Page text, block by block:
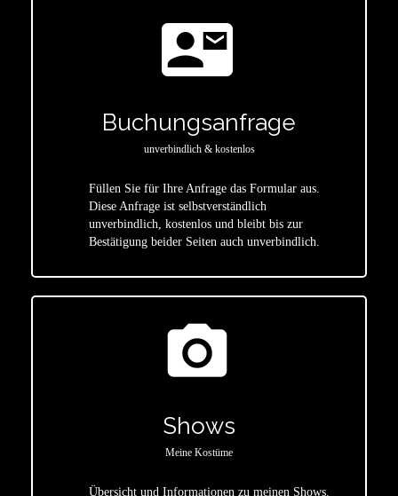
contact_mail
Buchungsanfrage
unverbindlich & kostenlos
Füllen Sie für Ihre Anfrage das Formular aus.
Diese Anfrage ist selbstverständlich
unverbindlich, kostenlos und bleibt bis zur
Bestätigung beider Seiten auch unverbindlich.
photo_camera
Shows
Meine Kostüme
Übersicht und Informationen zu meinen Shows.